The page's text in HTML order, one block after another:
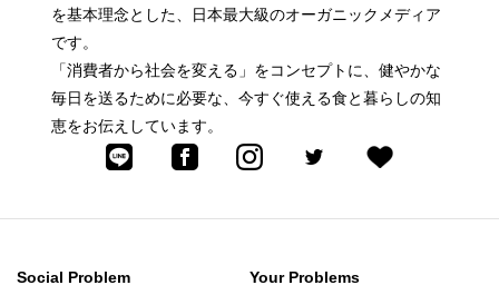
を基本理念とした、日本最大級のオーガニックメディア
です。
「消費者から社会を変える」をコンセプトに、健やかな
毎日を送るために必要な、今すぐ使える食と暮らしの知
恵をお伝えしています。
Social Problem Your Problems